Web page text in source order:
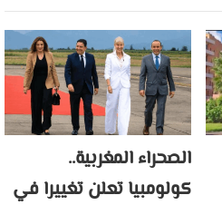
الصحراء المغربية..
كولومبيا تعلن تغييرا في